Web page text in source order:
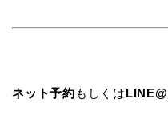
ネット予約もしくはLINE@